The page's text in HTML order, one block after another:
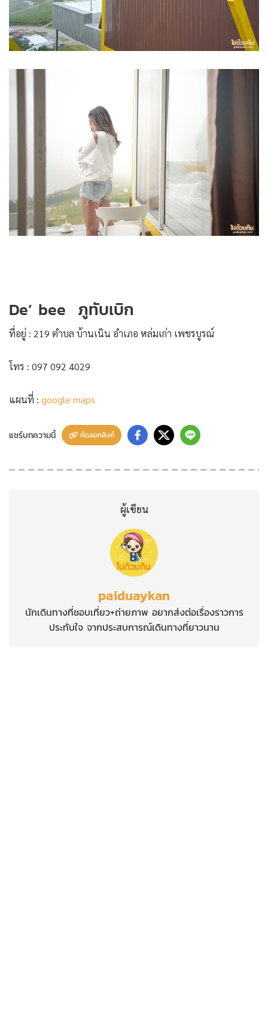
De’ bee ภูทับเบิก
ที่อยู่ : 219 ตำบล บ้านเนิน อำเภอ หล่มเก่า เพชรบูรณ์
โทร : 097 092 4029
แผนที่ : google maps
แชร์บทความนี้ คัดลอกลิงค์
ผู้เขียน
paiduaykan
นักเดินทางที่ชอบเที่ยว+ถ่ายภาพ อยากส่งต่อเรื่องราวการ
ประทับใจ จากประสบการณ์เดินทางที่ยาวนาน